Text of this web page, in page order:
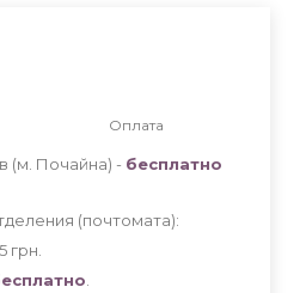
Оплата
(м. Почайна) - бесплатно
(почтомата):
грн